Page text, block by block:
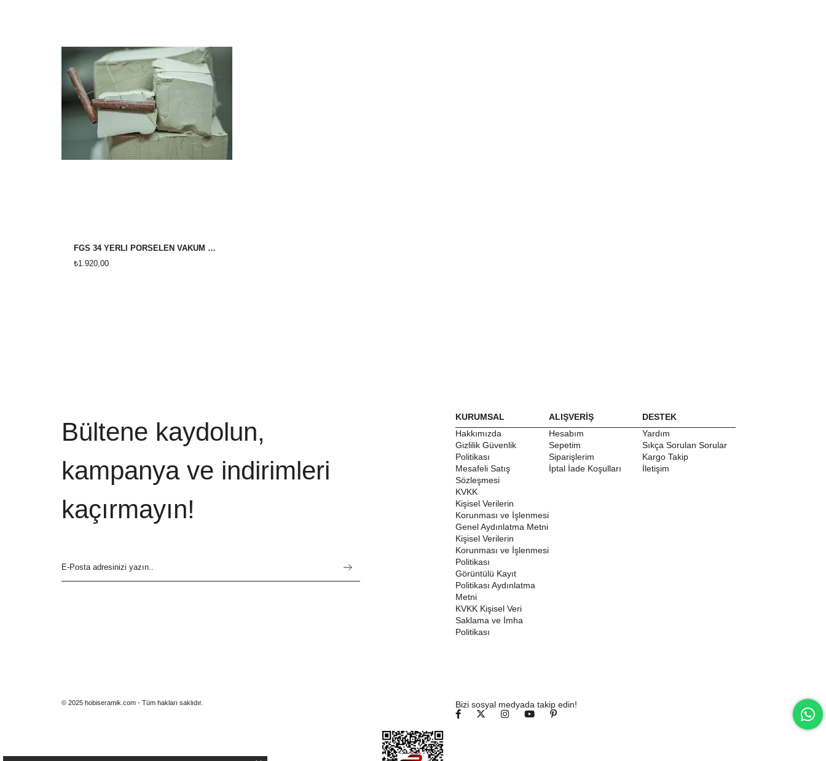
FGS 34 YERLİ PORSELEN VAKUM ÇAMUR
₺1.920,00
Bültene kaydolun,
kampanya ve indirimleri
kaçırmayın!
KURUMSAL
Hakkımızda
Gizlilik Güvenlik
Politikası
Mesafeli Satış
Sözleşmesi
KVKK
Kişisel Verilerin
Korunması ve İşlenmesi
Genel Aydınlatma Metni
Kişisel Verilerin
Korunması ve İşlenmesi
Politikası
Görüntülü Kayıt
Politikası Aydınlatma
Metni
KVKK Kişisel Veri
Saklama ve İmha
Politikası
ALIŞVERİŞ
Hesabım
Sepetim
Siparişlerim
İptal İade Koşulları
DESTEK
Yardım
Sıkça Sorulan Sorular
Kargo Takip
İletişim
© 2025 hobiseramik.com - Tüm hakları saklıdır. Bizi sosyal medyada takip edin!